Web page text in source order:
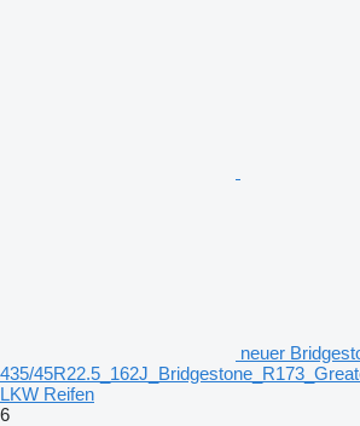
neuer
435/
LKW Reifen
6